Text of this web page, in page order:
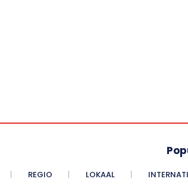
REGIO LOKAAL